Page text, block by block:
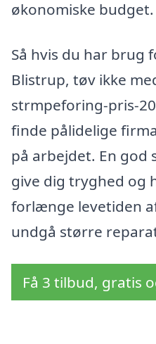
økonomiske budget.
Så hvis du har brug
Blistrup, tøv ikke
strmpeforing-pris-
finde pålidelige
på arbejdet. En
give dig tryghed og
forlænge levetiden
undgå større
Få 3 tilbud, gratis